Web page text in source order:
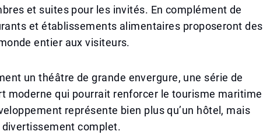
et suites pour les invités. En complément de
et établissements alimentaires proposeront des
entier aux visiteurs.
un théâtre de grande envergure, une série de
moderne qui pourrait renforcer le tourisme maritime
représente bien plus qu’un hôtel, mais
complet.